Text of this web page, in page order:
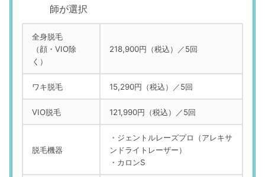
師が選択
全身脱毛
（顔・VIO除
く）
218,900円（税込）／5回
ワキ脱毛 15,290円（税込）／5回
VIO脱毛 121,990円（税込）／5回
脱毛機器
・ジェントルレーズプロ（アレキサ
ンドライトレーザー）
・カロンS